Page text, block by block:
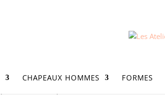
CHAPEAUX HOMMES FORMES